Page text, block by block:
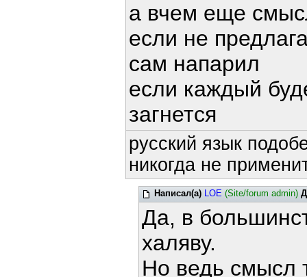
а вчем еще
если не
сам напарил
если каждый
загнется
русский язык
никогда не
Написал(а) LOE (Site/forum admin)
Да, в
халяву.
Но ведь смысл